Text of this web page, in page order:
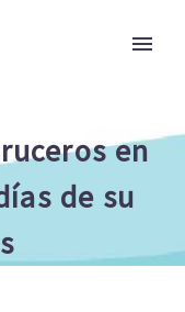
en
de su